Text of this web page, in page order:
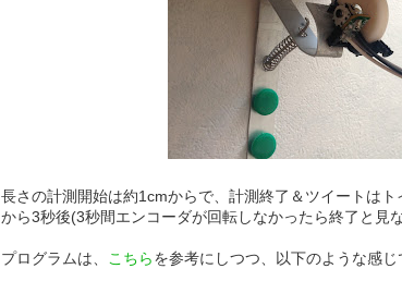
長さの計測開始は約1cmからで、計測終了＆ツイートは
から3秒後(3秒間エンコーダが回転しなかったら終了と見
プログラムは、 こちらを参考にしつつ、以下のような感じ